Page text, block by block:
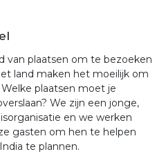
van plaatsen om te bezoeken
land maken het moeilijk om
plaatsen moet je
We zijn een jonge,
en we werken
gasten om hen te helpen
te plannen.